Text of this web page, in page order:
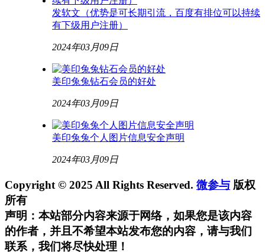
发软文（优势是可长期引流，百度有排位可以持续
有下级用户注册）
2024年03月09日
美印兔兔钻石会员的好处
2024年03月09日
美印兔兔个人图片信息安全声明
2024年03月09日
Copyright © 2025 All Rights Reserved. 微参与 版权
所有
声明：本站部分内容来源于网络，如果您是该内容
的作者，并且不希望本站发布您的内容，请与我们
联系，我们将尽快处理！